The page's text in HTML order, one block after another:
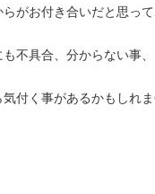
がお付き合いだと思って
不具合、分からない事、
付く事があるかもしれ